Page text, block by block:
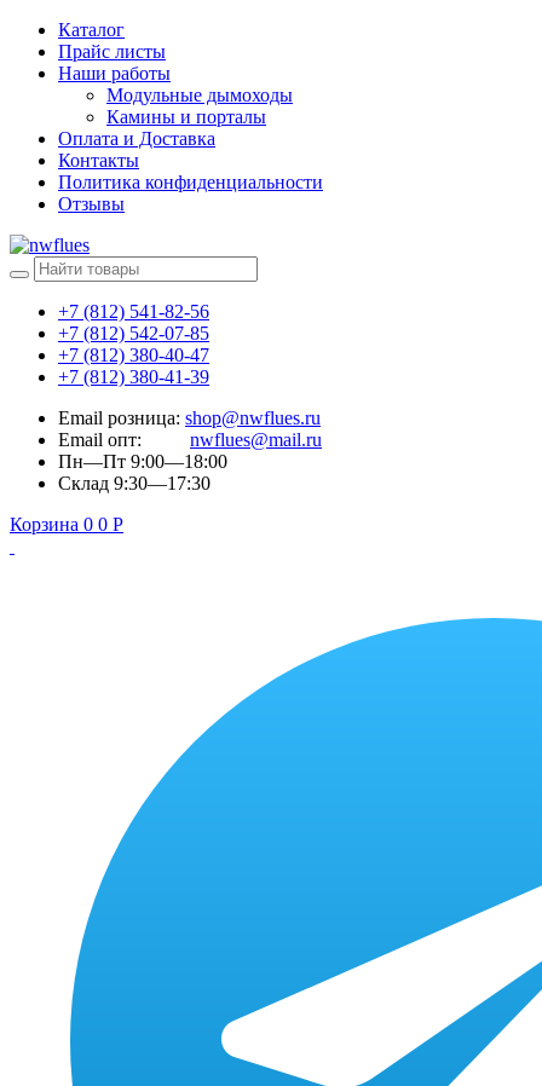
Каталог
Прайс листы
Наши работы
Модульные дымоходы
Камины и порталы
Оплата и Доставка
Контакты
Политика конфиденциальности
Отзывы
+7 (812) 541-82-56
+7 (812) 542-07-85
+7 (812) 380-40-47
+7 (812) 380-41-39
Email розница: shop@nwflues.ru
Email опт: nwflues@mail.ru
Пн—Пт 9:00—18:00
Склад 9:30—17:30
Корзина 0 0 Р